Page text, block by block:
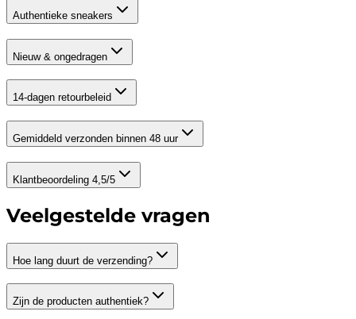
Authentieke sneakers
Nieuw & ongedragen
14-dagen retourbeleid
Gemiddeld verzonden binnen 48 uur
Klantbeoordeling 4,5/5
Veelgestelde vragen
Hoe lang duurt de verzending?
Zijn de producten authentiek?